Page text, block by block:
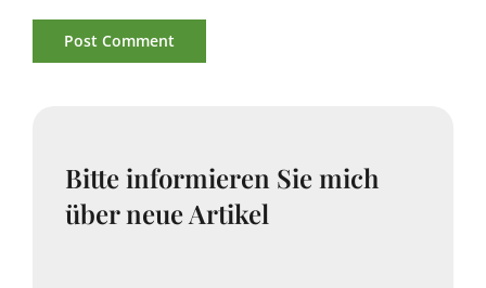
Bitte informieren Sie mich
über neue Artikel